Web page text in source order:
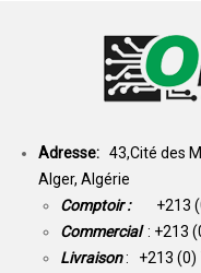
Adresse: 43,Cité des
Alger, Algérie
Comptoir : +213
Commercial : +213
Livraison: +213 (0)